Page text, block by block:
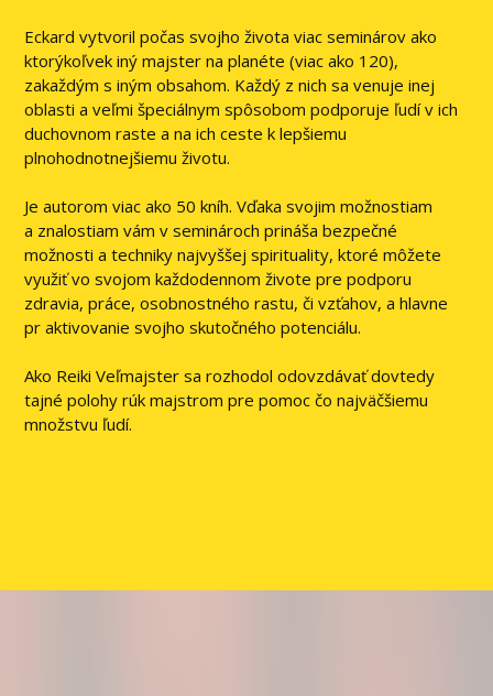
Eckard vytvoril počas svojho života viac seminárov ako
ktorýkoľvek iný majster na planéte (viac ako 120),
zakaždým s iným obsahom. Každý z nich sa venuje inej
oblasti a veľmi špeciálnym spôsobom podporuje ľudí v ich
duchovnom raste a na ich ceste k lepšiemu
plnohodnotnejšiemu životu.
Je autorom viac ako 50 kníh. Vďaka svojim možnostiam
a znalostiam vám v seminároch prináša bezpečné
možnosti a techniky najvyššej spirituality, ktoré môžete
využiť vo svojom každodennom živote pre podporu
zdravia, práce, osobnostného rastu, či vzťahov, a hlavne
pr aktivovanie svojho skutočného potenciálu.
Ako Reiki Veľmajster sa rozhodol odovzdávať dovtedy
tajné polohy rúk majstrom pre pomoc čo najväčšiemu
množstvu ľudí.